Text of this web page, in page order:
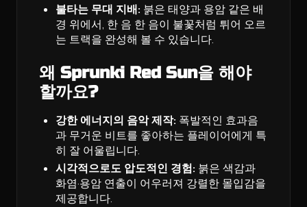
불타는 무대 지배: 붉은 태양과 용암 같은 배
경 위에서, 한 음 한 음이 불꽃처럼 튀어 오르
는 트랙을 완성해 볼 수 있습니다.
왜 Sprunki Red Sun을 해야
할까요?
강한 에너지의 음악 제작: 폭발적인 효과음
과 무거운 비트를 좋아하는 플레이어에게 특
히 잘 어울립니다.
시각적으로도 압도적인 경험: 붉은 색감과
화염·용암 연출이 어우러져 강렬한 몰입감을
제공합니다.